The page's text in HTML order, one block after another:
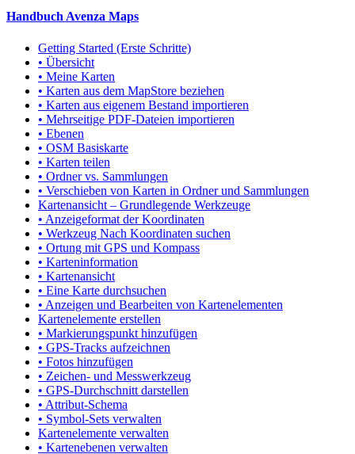
Handbuch Avenza Maps
Getting Started (Erste Schritte)
• Übersicht
• Meine Karten
• Karten aus dem MapStore beziehen
• Karten aus eigenem Bestand importieren
• Mehrseitige PDF-Dateien importieren
• Ebenen
• OSM Basiskarte
• Karten teilen
• Ordner vs. Sammlungen
• Verschieben von Karten in Ordner und Sammlungen
Kartenansicht – Grundlegende Werkzeuge
• Anzeigeformat der Koordinaten
• Werkzeug Nach Koordinaten suchen
• Ortung mit GPS und Kompass
• Karteninformation
• Kartenansicht
• Eine Karte durchsuchen
• Anzeigen und Bearbeiten von Kartenelementen
Kartenelemente erstellen
• Markierungspunkt hinzufügen
• GPS-Tracks aufzeichnen
• Fotos hinzufügen
• Zeichen- und Messwerkzeug
• GPS-Durchschnitt darstellen
• Attribut-Schema
• Symbol-Sets verwalten
Kartenelemente verwalten
• Kartenebenen verwalten